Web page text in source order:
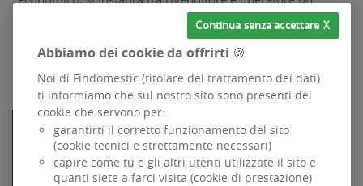
Ovvero il rivenditore può offrire un servizio di credito al
consumo solo tramite l’operatore con cui ha un contratto.
FINDOMESTIC
Specializzata dal 1984 nel credito alla famiglia per
l'acquisto di beni e servizi ad uso privato, è parte di BNP
Paribas, primario Gruppo Bancario internazionale.
Abbiamo dei cookie da offrirti 🍪
Noi di Findomestic (titolare del trattamento dei dati)
ti informiamo che sul nostro sito sono presenti dei
cookie che servono per:
garantirti il corretto funzionamento del sito
(cookie tecnici e strettamente necessari)
capire come tu e gli altri utenti utilizzate il sito e
quanti siete a farci visita (cookie di prestazione)
Continua senza accettare